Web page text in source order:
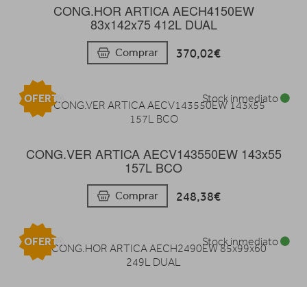
CONG.HOR ARTICA AECH4150EW
83x142x75 412L DUAL
Comprar 370,02€
CONG.VER ARTICA AECV143550EW 143x55
157L BCO
Comprar 248,38€
Stock inmediato
OFERTA
Stock inmediato
OFERTA